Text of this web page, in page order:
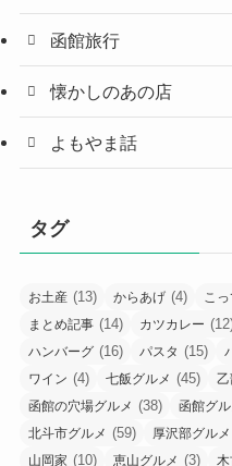
函館旅行
懐かしのあの店
よもやま話
タグ
お土産 (13) からあげ (4) こ
まとめ記事 (14) カツカレー
ハンバーグ (16) パスタ (15)
ワイン (4) 七飯グルメ (45) 乙
函館の穴場グルメ (38) 函館グ
北斗市グルメ (59) 厚沢部グルメ
山岡家 (10) 恵山グルメ (3) 木